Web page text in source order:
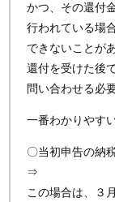
かつ、その還付
行われている場
できないことが
還付を受けた後
問い合わせる必
一番わかりやす
〇当初申告の納
⇒
この場合は、３